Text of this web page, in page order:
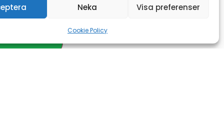
Neka Visa preferenser
Cookie Policy